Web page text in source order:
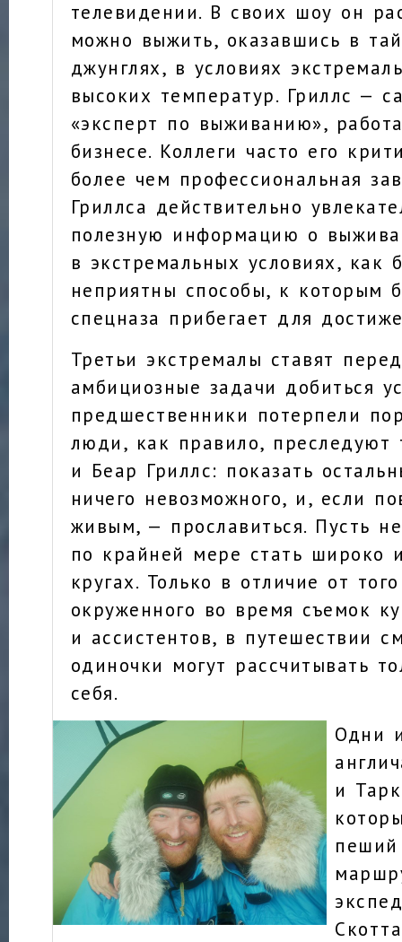
телевидении. В своих шоу он
можно выжить, оказавшись в
джунглях, в условиях
высоких температур. Гриллс —
«эксперт по выживанию»,
бизнесе. Коллеги часто его
более чем профессиональная
Гриллса действительно
полезную информацию о
в экстремальных условиях, как
неприятны способы, к которым
спецназа прибегает для
Третьи экстремалы ставят
амбициозные задачи добиться
предшественники потерпели
люди, как правило, преследуют
и Беар Гриллс: показать
ничего невозможного, и, если
живым, — прославиться. Пусть
по крайней мере стать широко
кругах. Только в отличие от
окруженного во время съемок
и ассистентов, в путешествии
одиночки могут рассчитывать
себя.
Одни
и